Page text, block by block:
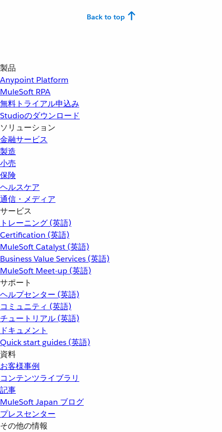
Back to top
製品
Anypoint Platform
MuleSoft RPA
無料トライアル申込み
Studioのダウンロード
ソリューション
金融サービス
製造
小売
保険
ヘルスケア
通信・メディア
サービス
トレーニング (英語)
Certification (英語)
MuleSoft Catalyst (英語)
Business Value Services (英語)
MuleSoft Meet-up (英語)
サポート
ヘルプセンター (英語)
コミュニティ (英語)
チュートリアル (英語)
ドキュメント
Quick start guides (英語)
資料
お客様事例
コンテンツライブラリ
記事
MuleSoft Japan ブログ
プレスセンター
その他の情報